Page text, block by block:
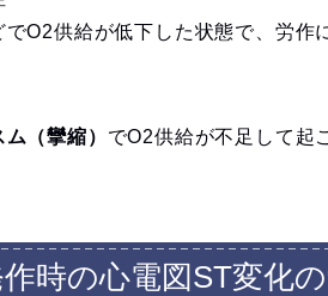
でO2供給が低下した状態で、 労作
（攣縮） でO2供給が不足して起
時の心電図ST変化